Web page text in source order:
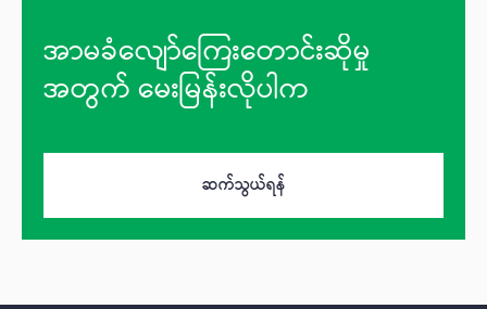
အာမခံလျော်ကြေးတောင်းဆိုမှု
အတွက် မေးမြန်းလိုပါက
ဆက်သွယ်ရန်